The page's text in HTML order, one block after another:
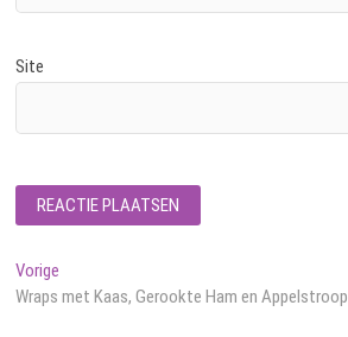
Site
Bericht
navigatie
Vorige
bericht:
Wraps met Kaas, Gerookte Ham en Appelstroop